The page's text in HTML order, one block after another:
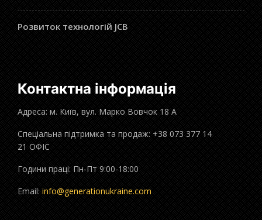
Розвиток технологій JCB
Контактна інформація
Адреса: м. Київ, вул. Марко Вовчок 18 А
Спеціальна підтримка та продаж: +38 073 377 14
21 ОФІС
Години праці: Пн-Пт 9:00-18:00
Email: info@generationukraine.com